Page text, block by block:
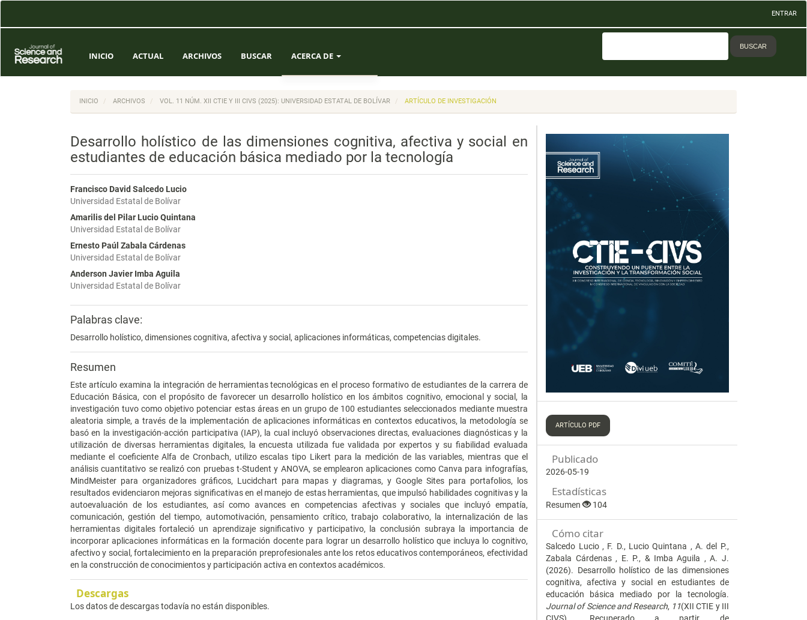
Contenido
Barra
lateral
ENTRAR
INICIO ACTUAL ARCHIVOS BUSCAR ACERCA DE
EQUIPO EDITORIAL
BUSCAR
INICIO ARCHIVOS VOL. 11 NÚM. XII CTIE Y III CIVS (2025): UNIVERSIDAD ESTATAL DE BOLÍVAR ARTÍCULO DE INVESTIGACIÓN
Desarrollo holístico de las dimensiones cognitiva, afectiva y social en
estudiantes de educación básica mediado por la tecnología
Francisco David Salcedo Lucio
Universidad Estatal de Bolívar
Amarilis del Pilar Lucio Quintana
Universidad Estatal de Bolívar
Ernesto Paúl Zabala Cárdenas
Universidad Estatal de Bolívar
Anderson Javier Imba Aguila
Universidad Estatal de Bolívar
Palabras clave:
Desarrollo holístico, dimensiones cognitiva, afectiva y social, aplicaciones informáticas, competencias digitales.
Resumen
Este artículo examina la integración de herramientas tecnológicas en el proceso formativo de estudiantes de la carrera de
Educación Básica, con el propósito de favorecer un desarrollo holístico en los ámbitos cognitivo, emocional y social, la
investigación tuvo como objetivo potenciar estas áreas en un grupo de 100 estudiantes seleccionados mediante muestra
aleatoria simple, a través de la implementación de aplicaciones informáticas en contextos educativos, la metodología se
basó en la investigación-acción participativa (IAP), la cual incluyó observaciones directas, evaluaciones diagnósticas y la
utilización de diversas herramientas digitales, la encuesta utilizada fue validada por expertos y su fiabilidad evaluada
mediante el coeficiente Alfa de Cronbach, utilizo escalas tipo Likert para la medición de las variables, mientras que el
análisis cuantitativo se realizó con pruebas t-Student y ANOVA, se emplearon aplicaciones como Canva para infografías,
MindMeister para organizadores gráficos, Lucidchart para mapas y diagramas, y Google Sites para portafolios, los
resultados evidenciaron mejoras significativas en el manejo de estas herramientas, que impulsó habilidades cognitivas y la
autoevaluación de los estudiantes, así como avances en competencias afectivas y sociales que incluyó empatía,
comunicación, gestión del tiempo, automotivación, pensamiento crítico, trabajo colaborativo, la internalización de las
herramientas digitales fortaleció un aprendizaje significativo y participativo, la conclusión subraya la importancia de
incorporar aplicaciones informáticas en la formación docente para lograr un desarrollo holístico que incluya lo cognitivo,
afectivo y social, fortalecimiento en la preparación preprofesionales ante los retos educativos contemporáneos, efectividad
en la construcción de conocimientos y participación activa en contextos académicos.
Descargas
Los datos de descargas todavía no están disponibles.
ARTÍCULO PDF
Publicado
2026-05-19
Estadísticas
Resumen 104
Cómo citar
Salcedo Lucio , F. D., Lucio Quintana , A. del P.,
Zabala Cárdenas , E. P., & Imba Aguila , A. J.
(2026). Desarrollo holístico de las dimensiones
cognitiva, afectiva y social en estudiantes de
educación básica mediado por la tecnología.
Journal of Science and Research, 11(XII CTIE y III